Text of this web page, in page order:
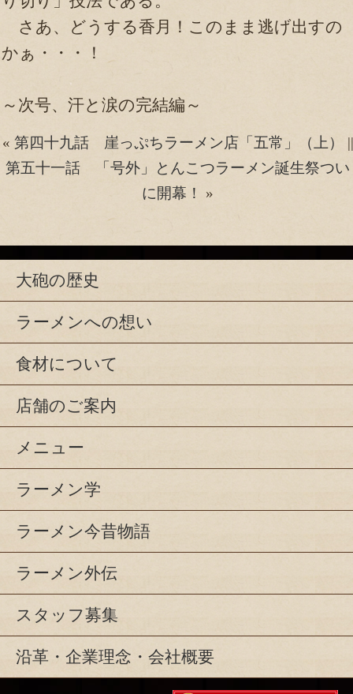
さあ、どうする香月！このまま逃げ出すの
かぁ・・・！
～次号、汗と涙の完結編～
« 第四十九話 崖っぷちラーメン店「五常」（上）
||
第五十一話 「号外」とんこつラーメン誕生祭つい
に開幕！
»
大砲の歴史
ラーメンへの想い
食材について
店舗のご案内
メニュー
ラーメン学
ラーメン今昔物語
ラーメン外伝
スタッフ募集
沿革・企業理念・会社概要